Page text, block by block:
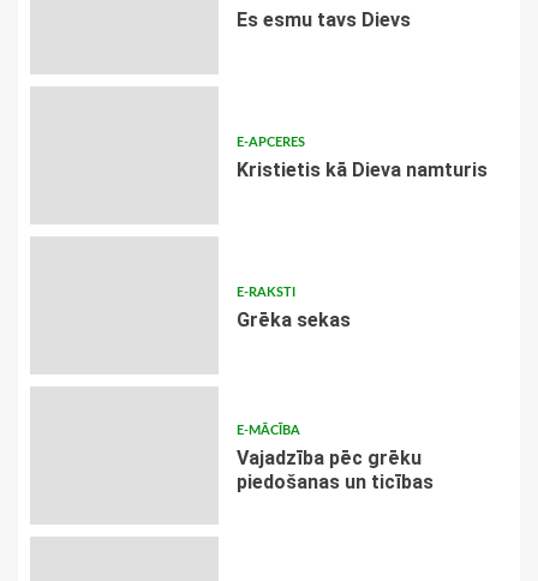
Es esmu tavs Dievs
E-APCERES
Kristietis kā Dieva namturis
E-RAKSTI
Grēka sekas
E-MĀCĪBA
Vajadzība pēc grēku
piedošanas un ticības